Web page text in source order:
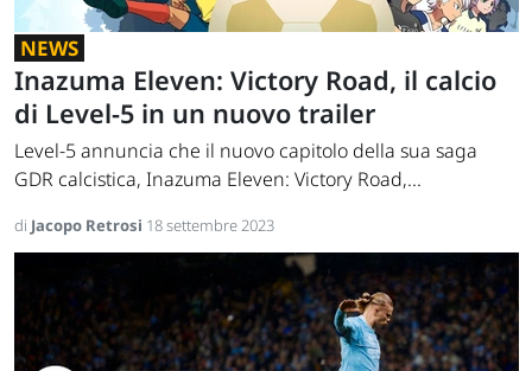
NEWS
Inazuma Eleven: Victory Road, il calcio
di Level-5 in un nuovo trailer
Level-5 annuncia che il nuovo capitolo della sua saga
GDR calcistica, Inazuma Eleven: Victory Road,...
di Jacopo Retrosi 18 settembre 2023